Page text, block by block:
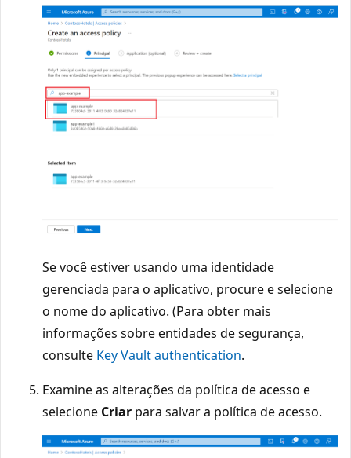
Se você estiver usando uma identidade
gerenciada para o aplicativo, procure e selecione
o nome do aplicativo. (Para obter mais
informações sobre entidades de segurança,
consulte Key Vault authentication.
Examine as alterações da política de acesso e
selecione Criar para salvar a política de acesso.